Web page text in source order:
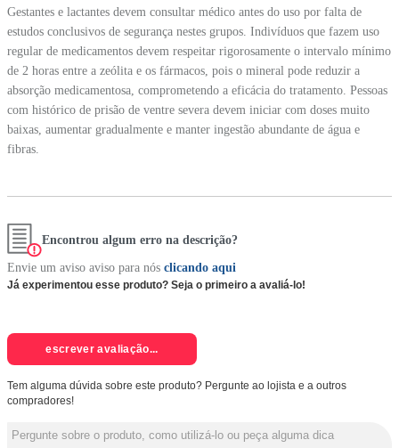
Gestantes e lactantes devem consultar médico antes do uso por falta de
estudos conclusivos de segurança nestes grupos. Indivíduos que fazem uso
regular de medicamentos devem respeitar rigorosamente o intervalo mínimo
de 2 horas entre a zeólita e os fármacos, pois o mineral pode reduzir a
absorção medicamentosa, comprometendo a eficácia do tratamento. Pessoas
com histórico de prisão de ventre severa devem iniciar com doses muito
baixas, aumentar gradualmente e manter ingestão abundante de água e
fibras.
Encontrou algum erro na descrição?
Envie um aviso aviso para nós clicando aqui
Já experimentou esse produto? Seja o primeiro a avaliá-lo!
escrever avaliação...
Tem alguma dúvida sobre este produto? Pergunte ao lojista e a outros
compradores!